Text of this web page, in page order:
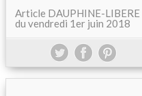
Article DAUPHINE-LIBERE
du vendredi 1er juin 2018